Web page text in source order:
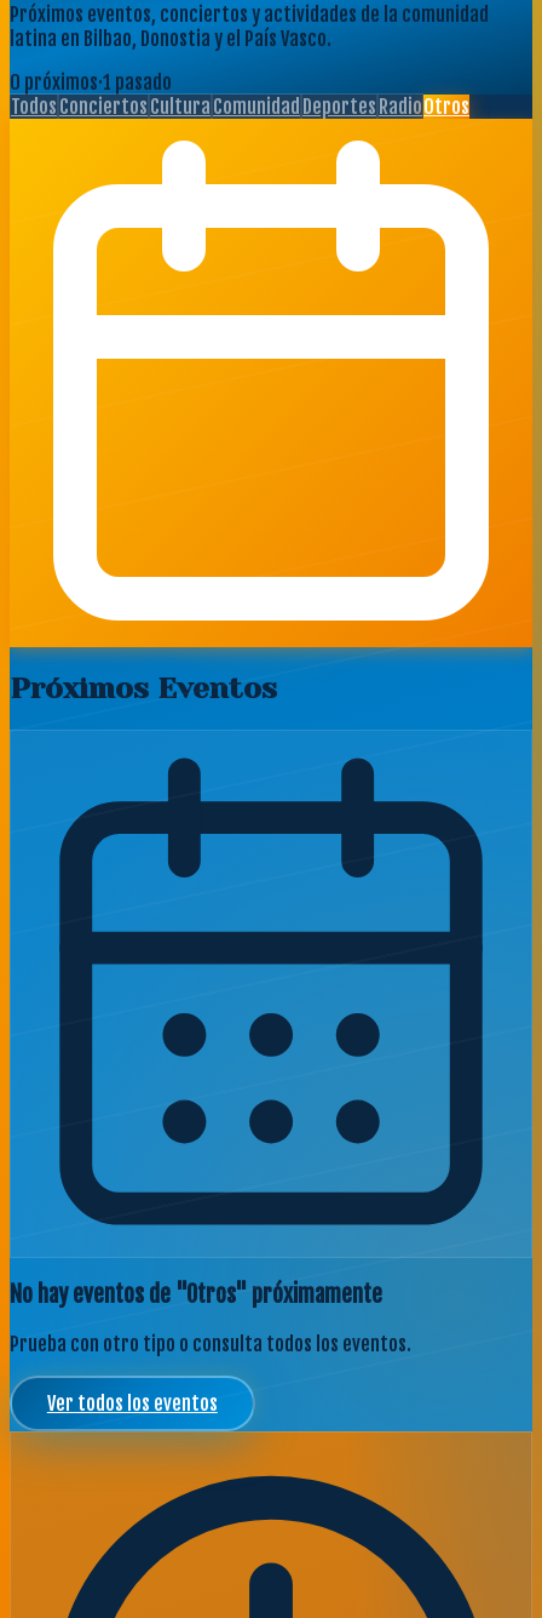
Próximos eventos, conciertos y actividades de la comunidad
latina en Bilbao, Donostia y el País Vasco.
0 próximos·1 pasado
Todos Conciertos Cultura Comunidad Deportes RadioOtros
Próximos Eventos
No hay eventos de "Otros" próximamente
Prueba con otro tipo o consulta todos los eventos.
Ver todos los eventos